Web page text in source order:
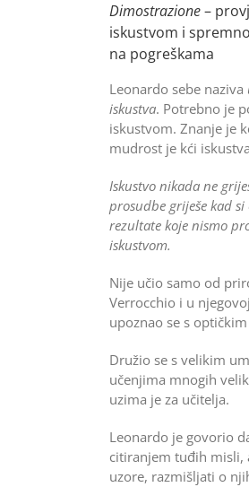
Dimostrazione–
iskustvom i
na pogreškama
Leonardo sebe naziva
iskustva. Potrebno je
iskustvom. Znanje je
mudrost je kći
Iskustvo nikada ne
prosudbe griješe kad si
rezultate koje nismo
iskustvom.
Nije učio samo od
Verrocchio i u
upoznao se s
Družio se s velikim
učenjima mnogih
uzima je za učitelja.
Leonardo je govorio
citiranjem tuđih misli,
uzore, razmišljati o